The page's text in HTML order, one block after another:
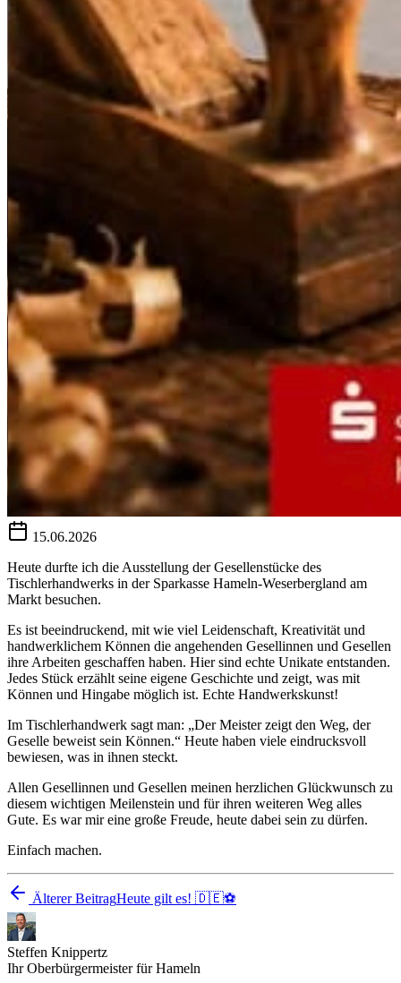
15.06.2026
Heute durfte ich die Ausstellung der Gesellenstücke des
Tischlerhandwerks in der Sparkasse Hameln-Weserbergland am
Markt besuchen.
Es ist beeindruckend, mit wie viel Leidenschaft, Kreativität und
handwerklichem Können die angehenden Gesellinnen und Gesellen
ihre Arbeiten geschaffen haben. Hier sind echte Unikate entstanden.
Jedes Stück erzählt seine eigene Geschichte und zeigt, was mit
Können und Hingabe möglich ist. Echte Handwerkskunst!
Im Tischlerhandwerk sagt man: „Der Meister zeigt den Weg, der
Geselle beweist sein Können.“ Heute haben viele eindrucksvoll
bewiesen, was in ihnen steckt.
Allen Gesellinnen und Gesellen meinen herzlichen Glückwunsch zu
diesem wichtigen Meilenstein und für ihren weiteren Weg alles
Gute. Es war mir eine große Freude, heute dabei sein zu dürfen.
Einfach machen.
Älterer BeitragHeute gilt es! 🇩🇪⚽
Steffen Knippertz
Ihr Oberbürgermeister für Hameln